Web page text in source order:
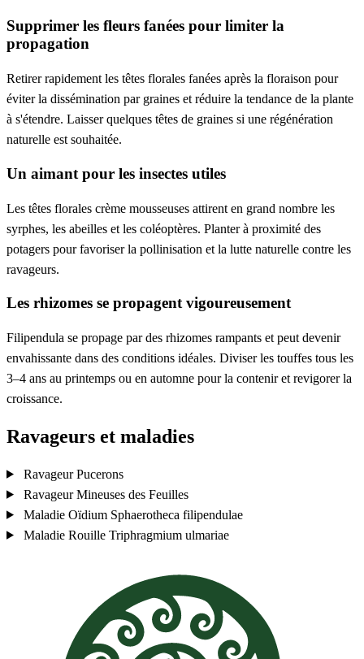
Supprimer les fleurs fanées pour limiter la
propagation
Retirer rapidement les têtes florales fanées après la floraison pour
éviter la dissémination par graines et réduire la tendance de la plante
à s'étendre. Laisser quelques têtes de graines si une régénération
naturelle est souhaitée.
Un aimant pour les insectes utiles
Les têtes florales crème mousseuses attirent en grand nombre les
syrphes, les abeilles et les coléoptères. Planter à proximité des
potagers pour favoriser la pollinisation et la lutte naturelle contre les
ravageurs.
Les rhizomes se propagent vigoureusement
Filipendula se propage par des rhizomes rampants et peut devenir
envahissante dans des conditions idéales. Diviser les touffes tous les
3–4 ans au printemps ou en automne pour la contenir et revigorer la
croissance.
Ravageurs et maladies
RavageurPucerons
RavageurMineuses des Feuilles
Maladie Oïdium Sphaerotheca filipendulae
Maladie Rouille Triphragmium ulmariae